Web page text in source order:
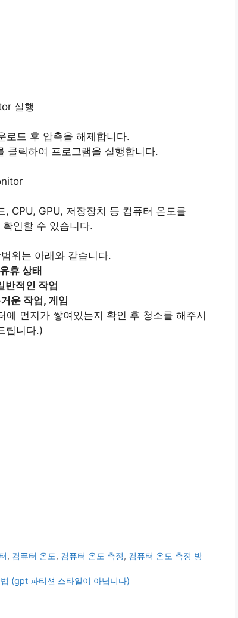
드 후 압축을 해제합니다.
클릭하여 프로그램을 실행합니다.
CPU, GPU, 저장장치 등 컴퓨터 온도를
인할 수 있습니다.
위는 아래와 같습니다.
휴 상태
적인 작업
운 작업, 게임
먼지가 쌓여있는지 확인 후 청소를 해주시
립니다.)
, 컴퓨터 온도, 컴퓨터 온도 측정, 컴퓨터 온도 측정 방
(gpt 파티션 스타일이 아닙니다)